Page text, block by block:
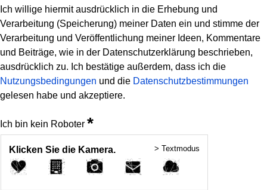
Ich willige hiermit ausdrücklich in die Erhebung und
Verarbeitung (Speicherung) meiner Daten ein und stimme der
Verarbeitung und Veröffentlichung meiner Ideen, Kommentare
und Beiträge, wie in der Datenschutzerklärung beschrieben,
ausdrücklich zu. Ich bestätige außerdem, dass ich die
Nutzungsbedingungen und die Datenschutzbestimmungen
gelesen habe und akzeptiere.
Ich bin kein Roboter *
Klicken Sie die Kamera. > Textmodus